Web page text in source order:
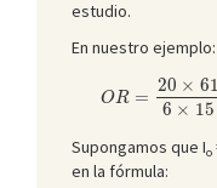
estudio.
En nuestro ejemplo:
OR =
20 × 61
6 × 15
=20× 616
Supongamos que Io
en la fórmula: